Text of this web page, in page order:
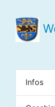
Infos